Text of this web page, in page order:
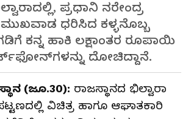
ಪ್ರಧಾನಿ ನರೇಂದ್ರ
ಧರಿಸಿದ ಕಳ್ಳನೊಬ್ಬ
ಕನ್ನ ಹಾಕಿ ಲಕ್ಷಾಂತರ ರೂಪಾಯಿ
ದೋಚಿದ್ದಾನೆ.
(ಜೂ.30): ರಾಜಸ್ಥಾನದ ಭಿಲ್ವಾರಾ
ವಿಚಿತ್ರ ಹಾಗೂ ಆಘಾತಕಾರಿ